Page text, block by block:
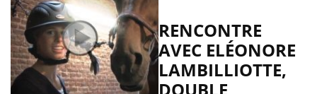
RENCONTRE
AVEC ELÉONORE
LAMBILLIOTTE,
DOUBLE